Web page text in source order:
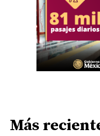
Más